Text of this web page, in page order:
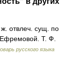
отвлеч. сущ. по
Т. Ф.
русского языка